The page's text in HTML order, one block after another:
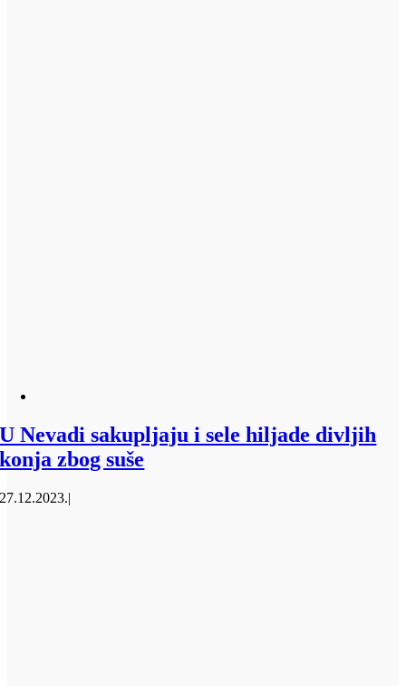
U Nevadi sakupljaju i sele hiljade divljih
konja zbog suše
27.12.2023.|